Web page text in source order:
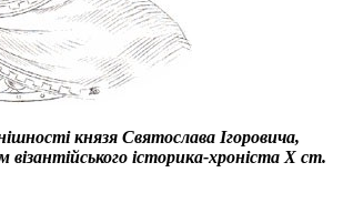
князя Святослава Ігоровича,
візантійського історика-хроніста Х ст.